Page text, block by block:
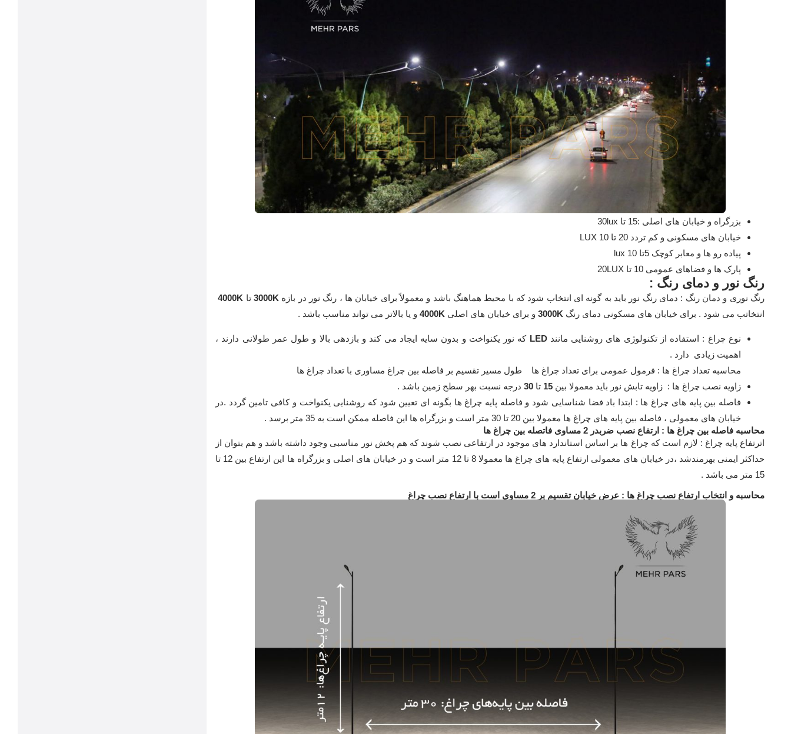
بزرگراه و خیابان های اصلی :15 تا 30lux
خیابان های مسکونی و کم تردد 20 تا 10 LUX
پیاده رو ها و معابر کوچک 5تا 10 lux
پارک ها و فضاهای عمومی 10 تا 20LUX
رنگ نور و دمای رنگ :
رنگ نوری و دمان رنگ : دمای رنگ نور باید به گونه ای انتخاب شود که با محیط هماهنگ باشد و معمولاً برای خیابان ها ، رنگ نور در بازه تا 4000K
انتخاتب می شود . برای خیابان های مسکونی دمای رنگ 3000K و برای خیابان های اصلی 4000K و یا بالاتر می تواند مناسب باشد .
نوع چراغ : استفاده از تکنولوژی های روشنایی مانندLED که نور یکنواخت و بدون سایه ایجاد می کند و بازدهی بالا و طول عمر طولانی دارند ،
اهمیت زیادی دارد .
محاسبه تعداد چراغ ها : فرمول عمومی برای تعداد چراغ ها طول مسیر تقسیم بر فاصله بین چراغ مساوری با تعداد چراغ ها
زاویه نصب چراغ ها : زاویه تابش نور باید معمولا بین 15 تا 30 درجه نسبت بهر سطح زمین باشد .
فاصله بین پایه های چراغ ها : ابتدا باد فضا شناسایی شود و فاصله پایه چراغ ها بگونه ای تعیین شود که روشنایی یکنواخت و کافی تامین گردد .در
خیابان های معمولی ، فاصله بین پایه های چراغ ها معمولا بین 20 تا 30 متر است و بزرگراه ها این فاصله ممکن است به 35 متر برسد .
محاسبه فاصله بین چراغ ها : ارتفاع نصب ضربدر 2 مساوی فاتصله بین چراغ ها
اترتفاع پایه چراغ : لازم است که چراغ ها بر اساس استاندارد های موجود در ارتفاعی نصب شوند که هم پخش نور مناسبی وجود داشته باشد و هم بتوان از
حداکثر ایمنی بهرمندشد ،در خیابان های معمولی ارتفاع پایه های چراغ ها معمولا 8 تا 12 متر است و در خیابان های اصلی و بزرگراه ها این ارتفاع بین 12 تا
15 متر می باشد .
محاسبه و انتخاب ارتفاع نصب چراغ ها : عرض خیابان تقسیم بر 2 مساوی است با ارتفاع نصب چراغ